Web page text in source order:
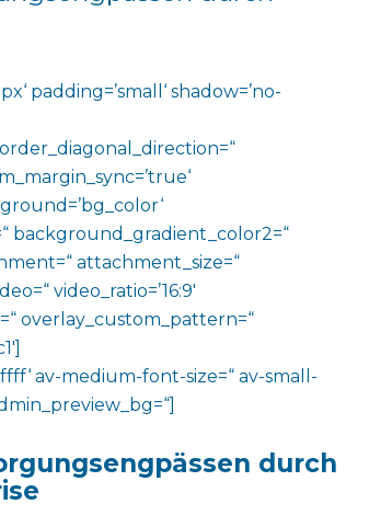
padding=’small‘ shadow=’no-
background_gradient_color2=“
attachment_size=“
video_ratio=’16:9′
overlay_custom_pattern=“
av-medium-font-size=“ av-small-
durch